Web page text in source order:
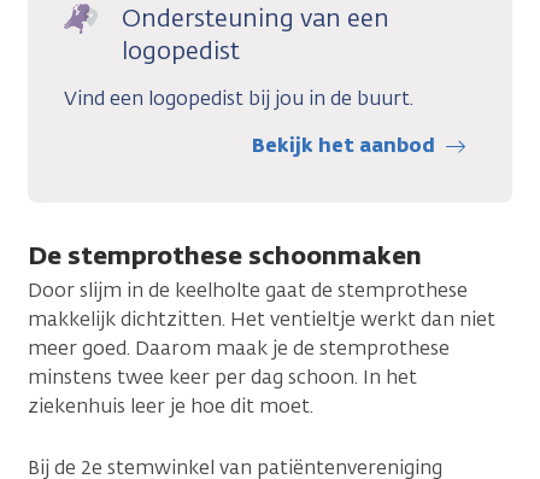
Ondersteuning van een
logopedist
Vind een logopedist bij jou in de buurt.
Bekijk het aanbod
De stemprothese schoonmaken
Door slijm in de keelholte gaat de stemprothese
makkelijk dichtzitten. Het ventieltje werkt dan niet
meer goed. Daarom maak je de stemprothese
minstens twee keer per dag schoon. In het
ziekenhuis leer je hoe dit moet.
Bij de 2e stemwinkel van patiëntenvereniging